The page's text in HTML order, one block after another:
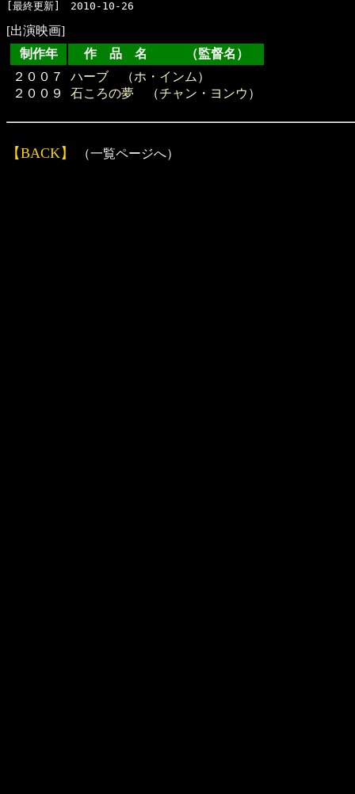
[出演映画]
制作年
作 品 名 （監督名）
２００７
２００９
ハーブ （ホ・インム ）
石ころの夢 （チャン・ヨンウ ）
【BACK】 （一覧ページへ）